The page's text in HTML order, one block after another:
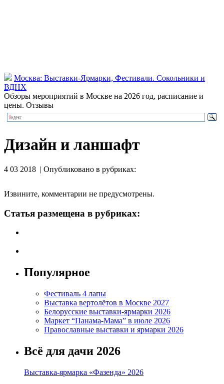
Москва: Выставки-Ярмарки, Фестивали. Сокольники и
ВДНХ
Обзоры мероприятий в Москве на 2026 год, расписание и
цены. Отзывы
Дизайн и ланшафт
4 03 2018 | Опубликовано в рубриках:
Извините, комментарии не предусмотрены.
Статья размещена в рубриках:
Популярное
Фестиваль 4 лапы
Выставка вертолётов в Москве 2027
Белорусские выставки-ярмарки 2026
Маркет “Панама-Мама” в июле 2026
Православные выставки и ярмарки 2026
Всё для дачи 2026
Выставка-ярмарка «Фазенда» 2026